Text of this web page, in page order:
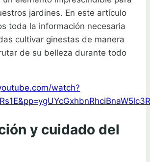
jardines. En este artículo
toda la información necesaria
cultivar ginestas de manera
de su belleza durante todo
watch?
y cuidado del